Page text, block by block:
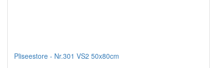
Pliseestore - Nr.301 VS2 50x80cm